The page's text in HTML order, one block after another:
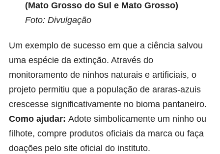
(Mato Grosso do Sul e Mato Grosso)
Foto: Divulgação
Um exemplo de sucesso em que a ciência salvou
uma espécie da extinção. Através do
monitoramento de ninhos naturais e artificiais, o
projeto permitiu que a população de araras-azuis
crescesse significativamente no bioma pantaneiro.
Como ajudar: Adote simbolicamente um ninho ou
filhote, compre produtos oficiais da marca ou faça
doações pelo site oficial do instituto.